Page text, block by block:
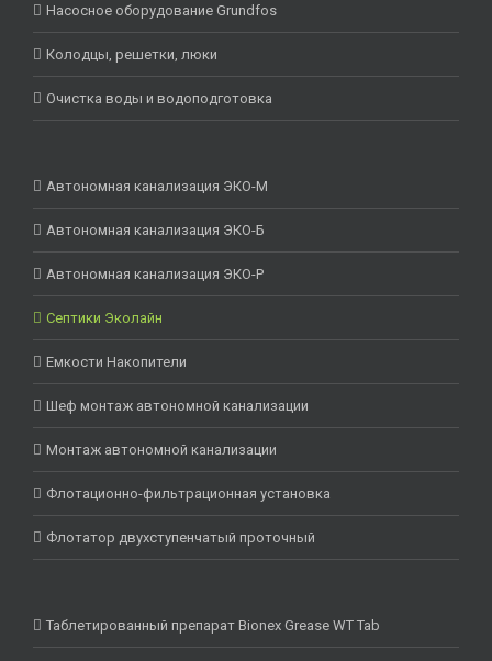
Насосное оборудование Grundfos
Колодцы, решетки, люки
Очистка воды и водоподготовка
Автономная канализация ЭКО-М
Автономная канализация ЭКО-Б
Автономная канализация ЭКО-Р
Септики Эколайн
Емкости Накопители
Шеф монтаж автономной канализации
Монтаж автономной канализации
Флотационно-фильтрационная установка
Флотатор двухступенчатый проточный
Таблетированный препарат Bionex Grease WT Tab